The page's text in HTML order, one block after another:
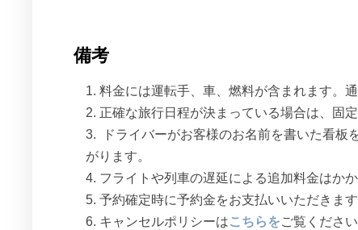
備考
料金には運転手、車、燃料が含まれます。
正確な旅行日程が決まっている場合は、固
ドライバーがお客様のお名前を書いた看
がります。
フライトや列車の遅延による追加料金はかか
予約確定時に予約金をお支払いいただきま
キャンセルポリシーはこちらをご覧ください